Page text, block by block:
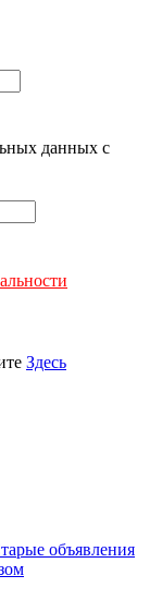
данных с
Здесь
объявления